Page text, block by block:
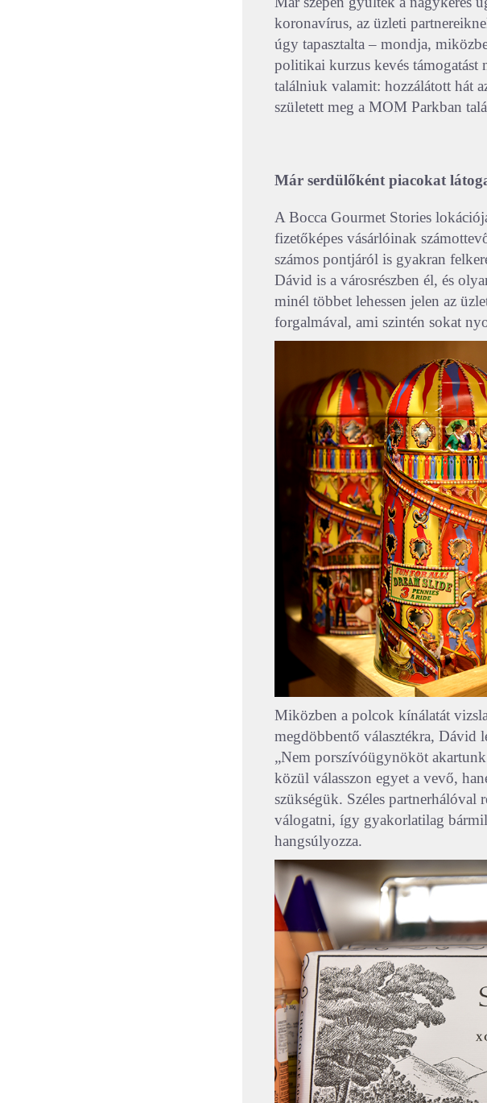
koronavírus, az üzleti
úgy tapasztalta – mondja,
politikai kurzus kevés
találniuk valamit: hozzálátott hát
született meg a MOM Parkban
Már serdülőként piacokat
A Bocca Gourmet Stories
fizetőképes vásárlóinak
számos pontjáról is gyakran
Dávid is a városrészben él, és
minél többet lehessen jelen az
forgalmával, ami szintén sokat
Miközben a polcok kínálatát
megdöbbentő választékra, Dávid
„Nem porszívóügynököt
közül válasszon egyet a vevő,
szükségük. Széles
válogatni, így gyakorlatilag
hangsúlyozza.